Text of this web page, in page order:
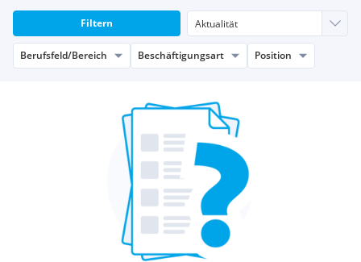
Filtern
Berufsfeld/Bereich Beschäftigungsart Position